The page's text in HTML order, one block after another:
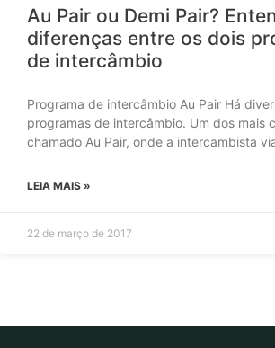
Au Pair ou Demi Pair?
diferenças entre os dois
de intercâmbio
Programa de intercâmbio Au Pair Há
programas de intercâmbio. Um dos mais
chamado Au Pair, onde a intercambista
LEIA MAIS »
22 de março de 2017